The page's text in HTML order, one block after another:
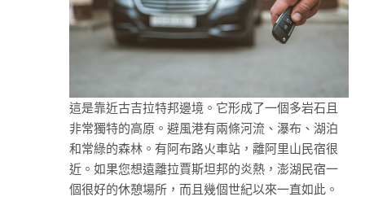
這是靠近古吉拉特邦邊境。它形成了一個多岩石且
非常獨特的高原。避風港有兩條河流、瀑布、湖泊
和常綠的森林。有阿布路火車站，離阿里山民宿很
近。如果您想遠離拉賈斯坦邦的炎熱，澎湖民宿一
個很好的休憩場所，而且幾個世紀以來一直如此。